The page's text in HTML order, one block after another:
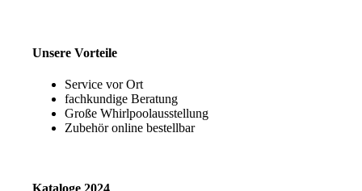
Unsere Vorteile
Service vor Ort
fachkundige Beratung
Große Whirlpoolausstellung
Zubehör online bestellbar
Kataloge 2024